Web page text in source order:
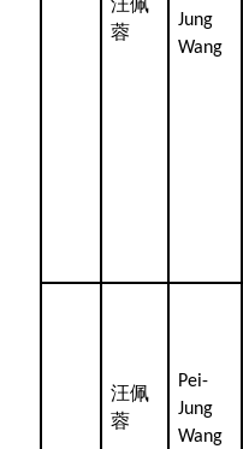
汪佩
蓉
Jung
Wang
汪佩
蓉
Pei-
Jung
Wang